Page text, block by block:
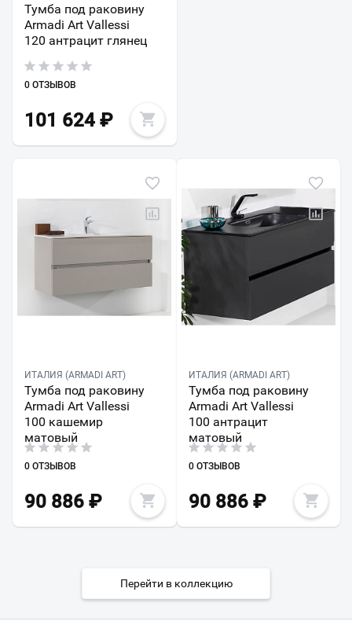
Тумба под раковину
Armadi Art Vallessi
120 антрацит глянец
0 ОТЗЫВОВ
101 624 ₽
ИТАЛИЯ (ARMADI ART)
Тумба под раковину
Armadi Art Vallessi
100 кашемир
матовый
0 ОТЗЫВОВ
90 886 ₽
ИТАЛИЯ (ARMADI ART)
Тумба под раковину
Armadi Art Vallessi
100 антрацит
матовый
0 ОТЗЫВОВ
90 886₽
Перейти в коллекцию